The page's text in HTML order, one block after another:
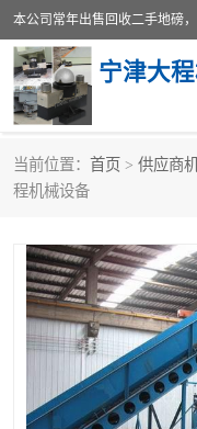
宁津大
当前位置： 首页 > 供应商
程机械设备
地磅
地磅传感器
烘干机
装载机电子秤
半自动输送机